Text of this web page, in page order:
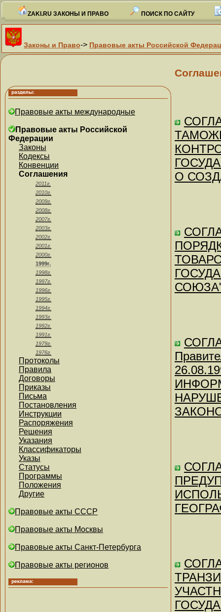
ZAKI.RU ЗАКОНЫ И ПРАВО ПОИСК ПО САЙТУ
Законы и Право-> Правовые акты Российской
Правовые акты международные
Правовые акты Российской
Федерации
Законы
Кодексы
Конвенции
Соглашения
2011г.
2010г.
2009г.
2008г.
2007г.
2003г.
2002г.
2001г.
2000г.
1999г.
1998г.
1997г.
1996г.
1995г.
1994г.
1993г.
1992г.
1991г.
1979г.
1976г.
Протоколы
Правила
Договоры
Приказы
Письма
Постановления
Инструкции
Распоряжения
Решения
Указания
Классификаторы
Указы
Статусы
Программы
Положения
Другие
Правовые акты СССР
Правовые акты Москвы
Правовые акты Санкт-Петербурга
Правовые акты регионов
О